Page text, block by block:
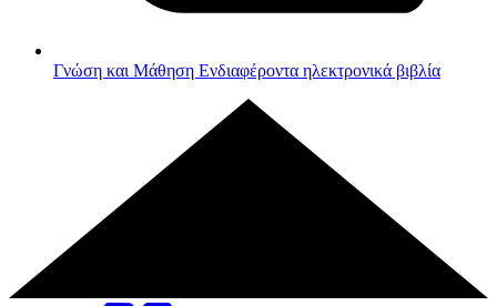
Γνώση και Μάθηση Ενδιαφέροντα ηλεκτρονικά βιβλία